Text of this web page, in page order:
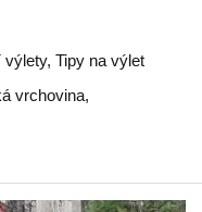
Tipy na výlet
vrchovina,